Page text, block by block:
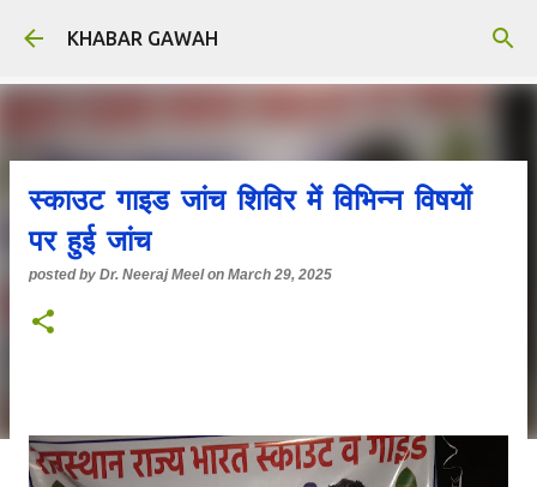
Skip to main content
KHABAR GAWAH
स्काउट गाइड जांच शिविर में विभिन्न विषयों
पर हुई जांच
posted by Dr. Neeraj Meel on March 29, 2025